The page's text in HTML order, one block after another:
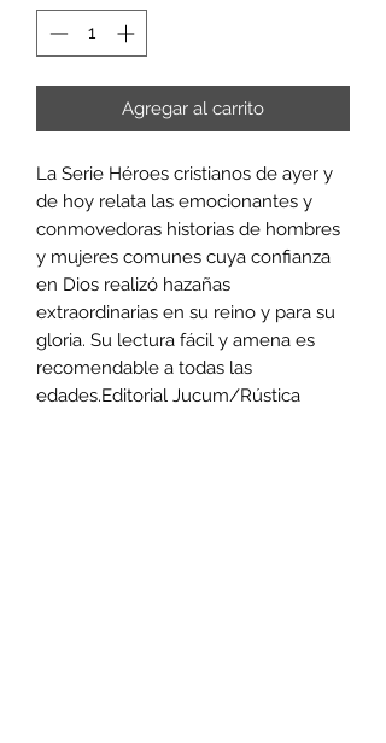
Agregar al carrito
La Serie Héroes cristianos de ayer y
de hoy relata las emocionantes y
conmovedoras historias de hombres
y mujeres comunes cuya confianza
en Dios realizó hazañas
extraordinarias en su reino y para su
gloria. Su lectura fácil y amena es
recomendable a todas las
edades.Editorial Jucum/Rústica